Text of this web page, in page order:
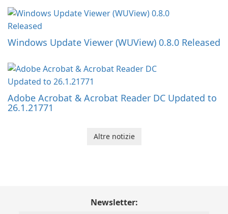
Windows Update Viewer (WUView) 0.8.0 Released
Adobe Acrobat & Acrobat Reader DC Updated to
26.1.21771
Altre notizie
Newsletter: